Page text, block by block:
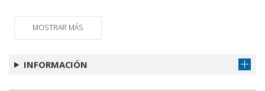
MOSTRAR MÁS
INFORMACIÓN